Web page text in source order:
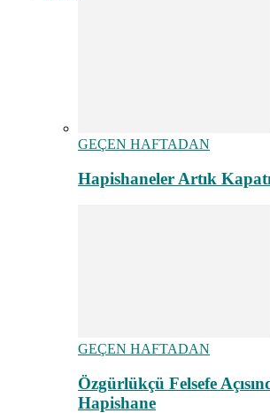
GEÇEN HAFTADAN
Hapishaneler Artık
GEÇEN HAFTADAN
Özgürlükçü Felsefe
Hapishane